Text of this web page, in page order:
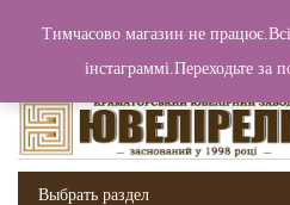
Вход / Регистрация
Выбрать раздел
Тимчасово магазин не
інстаграммі.Переходьте за